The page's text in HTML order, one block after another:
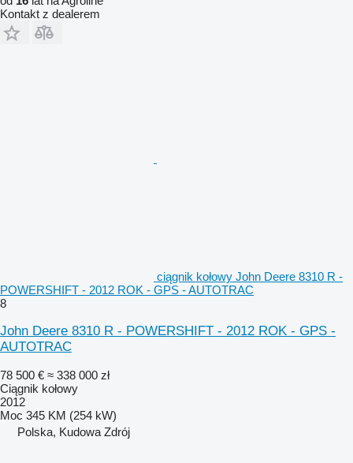
Kontakt z dealerem
ciągnik kołowy John Deere 8310 R -
POWERSHIFT - 2012 ROK - GPS - AUTOTRAC
8
John Deere 8310 R - POWERSHIFT - 2012 ROK - GPS -
AUTOTRAC
78 500 € ≈ 338 000 zł
Ciągnik kołowy
2012
Moc 345 KM (254 kW)
Polska, Kudowa Zdrój